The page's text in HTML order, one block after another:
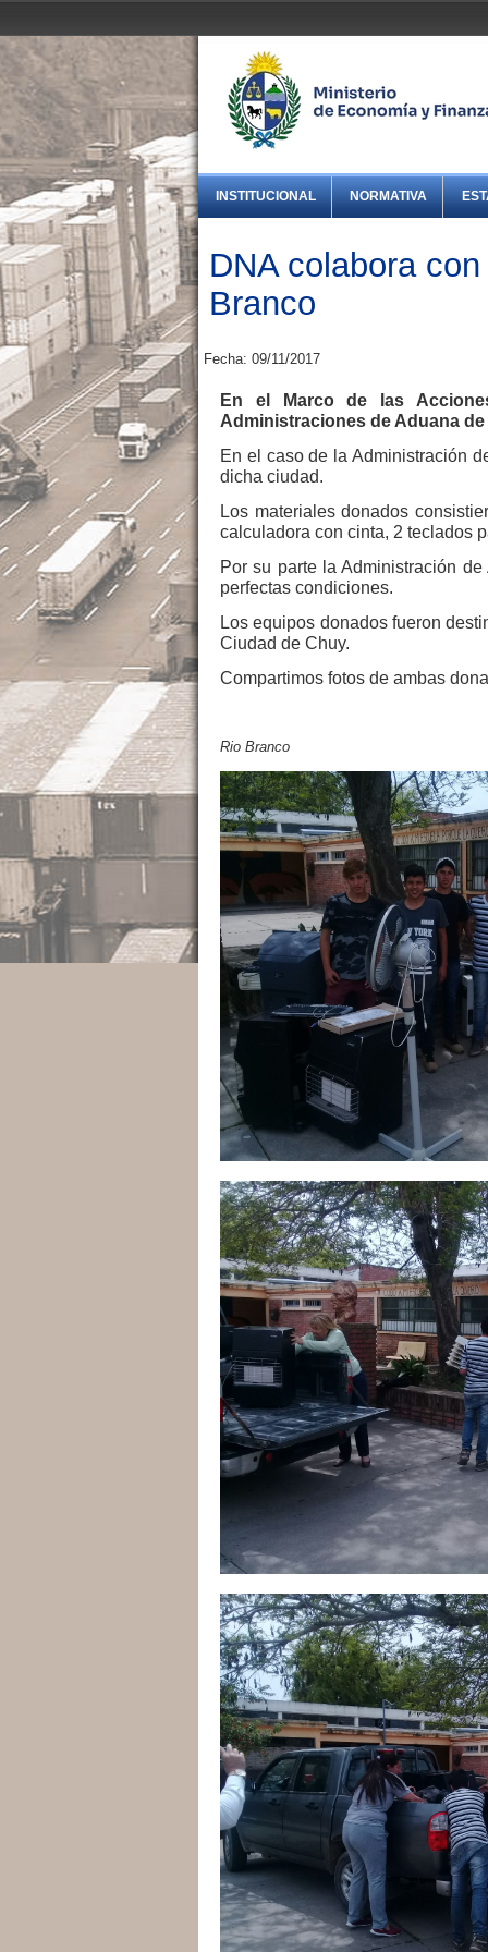
INSTITUCIONAL NORMATIVA
DNA colabora
Branco
Fecha: 09/11/2017
En el Marco de las
Administraciones de Aduana
En el caso de la Administración
dicha ciudad.
Los materiales donados
calculadora con cinta, 2 teclados
Por su parte la Administración
perfectas condiciones.
Los equipos donados fueron
Ciudad de Chuy.
Compartimos fotos de ambas
Rio Branco